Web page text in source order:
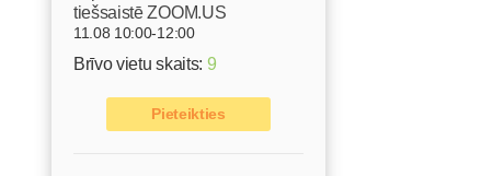
tiešsaistē ZOOM.US
11.08 10:00-12:00
Brīvo vietu skaits: 9
Pieteikties